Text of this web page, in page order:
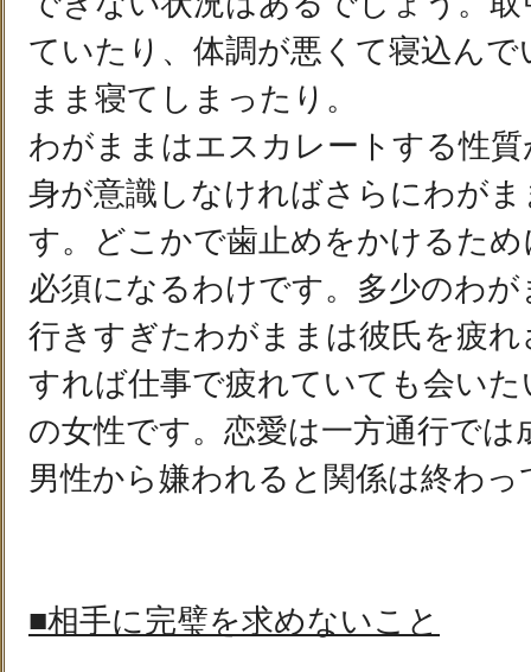
ていたり、体調が悪くて寝込ん
まま寝てしまったり。
わがままはエスカレートする性
身が意識しなければさらにわが
す。どこかで歯止めをかけるた
必須になるわけです。多少のわ
行きすぎたわがままは彼氏を疲
すれば仕事で疲れていても会い
の女性です。恋愛は一方通行で
男性から嫌われると関係は終わ
■相手に完璧を求めないこと